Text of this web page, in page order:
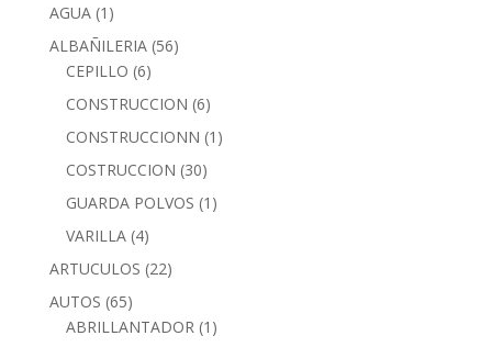
AGUA (1)
ALBAÑILERIA (56)
CEPILLO (6)
CONSTRUCCION (6)
CONSTRUCCIONN (1)
COSTRUCCION (30)
GUARDA POLVOS (1)
VARILLA (4)
ARTUCULOS (22)
AUTOS (65)
ABRILLANTADOR (1)